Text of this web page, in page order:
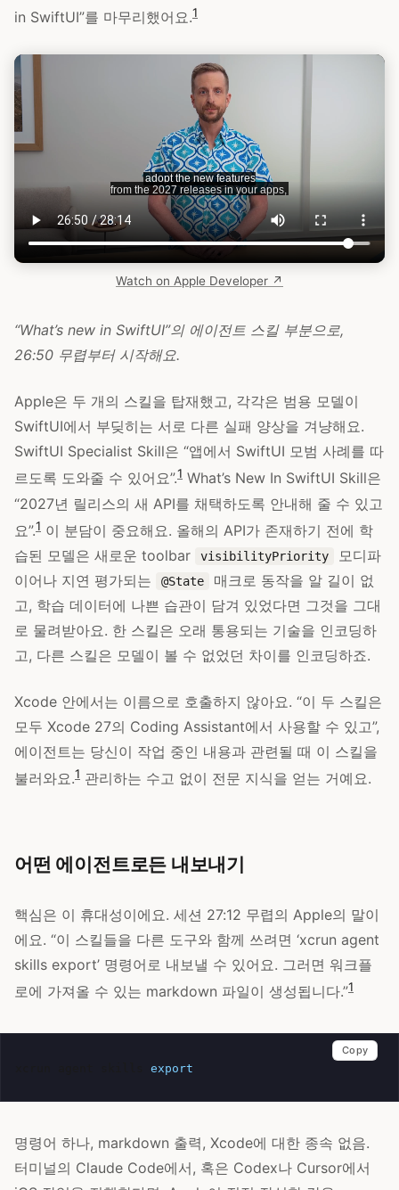
in SwiftUI”를 마무리했어요.1
Watch on Apple Developer ↗
“What’s new in SwiftUI”의 에이전트 스킬 부분으로,
26:50 무렵부터 시작해요.
Apple은 두 개의 스킬을 탑재했고, 각각은 범용 모델이
SwiftUI에서 부딪히는 서로 다른 실패 양상을 겨냥해요.
SwiftUI Specialist Skill은 “앱에서 SwiftUI 모범 사례를 따
르도록 도와줄 수 있어요”.1 What’s New In SwiftUI Skill은
“2027년 릴리스의 새 API를 채택하도록 안내해 줄 수 있고
요”.1 이 분담이 중요해요. 올해의 API가 존재하기 전에 학
습된 모델은 새로운 toolbar
visibilityPriority
모디파
이어나 지연 평가되는
@State
매크로 동작을 알 길이 없
고, 학습 데이터에 나쁜 습관이 담겨 있었다면 그것을 그대
로 물려받아요. 한 스킬은 오래 통용되는 기술을 인코딩하
고, 다른 스킬은 모델이 볼 수 없었던 차이를 인코딩하죠.
Xcode 안에서는 이름으로 호출하지 않아요. “이 두 스킬은
모두 Xcode 27의 Coding Assistant에서 사용할 수 있고”,
에이전트는 당신이 작업 중인 내용과 관련될 때 이 스킬을
불러와요.1 관리하는 수고 없이 전문 지식을 얻는 거예요.
어떤 에이전트로든 내보내기
핵심은 이 휴대성이에요. 세션 27:12 무렵의 Apple의 말이
에요. “이 스킬들을 다른 도구와 함께 쓰려면 ‘xcrun agent
skills export’ 명령어로 내보낼 수 있어요. 그러면 워크플
로에 가져올 수 있는 markdown 파일이 생성됩니다.”1
export
Copy
명령어 하나, markdown 출력, Xcode에 대한 종속 없음.
터미널의 Claude Code에서, 혹은 Codex나 Cursor에서